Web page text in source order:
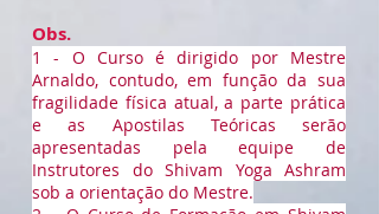
Obs.
1 - O Curso é dirigido por Mestre
Arnaldo, contudo, em função da sua
fragilidade física atual, a parte prática
e as Apostilas Teóricas serão
apresentadas pela equipe de
Instrutores do Shivam Yoga Ashram
sob a orientação do Mestre.